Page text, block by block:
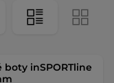
boty inSPORTline